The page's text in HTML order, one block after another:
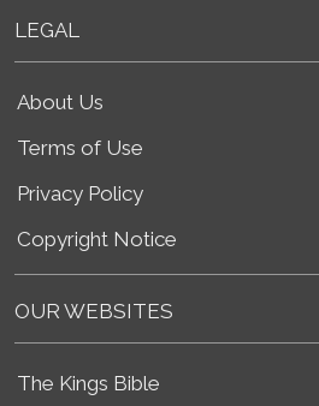
LEGAL
About Us
Terms of Use
Privacy Policy
Copyright Notice
OUR WEBSITES
The Kings Bible